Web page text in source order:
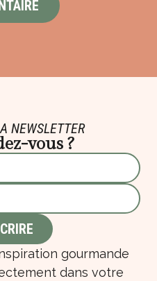
NEWSLETTER
vous ?
gourmande
dans votre